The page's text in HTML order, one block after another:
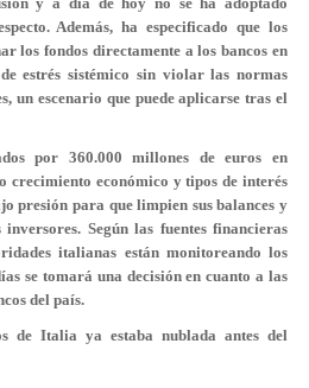
Además, ha especificado que los
los fondos directamente a los bancos en
estrés sistémico sin violar las normas
un escenario que puede aplicarse tras el
por 360.000 millones de euros en
crecimiento económico y tipos de interés
presión para que limpien sus balances y
Según las fuentes financieras
italianas están monitoreando los
se tomará una decisión en cuanto a las
del país.
de Italia ya estaba nublada antes del